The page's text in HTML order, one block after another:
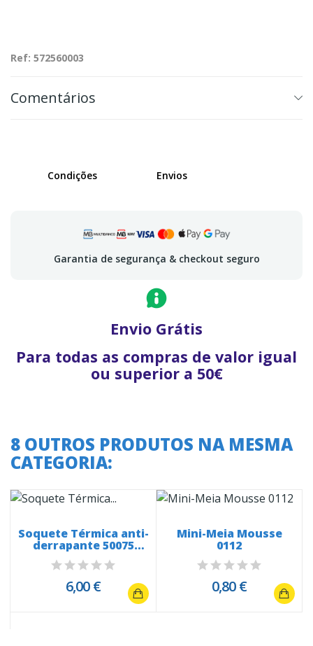
Ref: 572560003
Comentários
Condições Envios
Garantia de segurança & checkout seguro
Envio Grátis
Para todas as compras de valor igual
ou superior a 50€
8 OUTROS PRODUTOS NA MESMA
CATEGORIA:
Soquete Térmica anti-
derrapante 50075
padrão...
6,00 €
Mini-Meia Mousse
0112
0,80 €